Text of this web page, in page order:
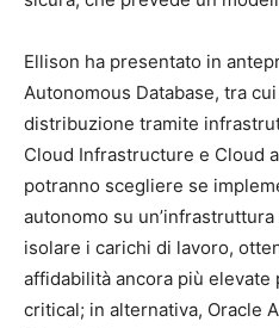
Ellison ha presentato in
Autonomous Database, tra
distribuzione tramite
Cloud Infrastructure e Cloud
potranno scegliere se
autonomo su
isolare i carichi di lavoro,
affidabilità ancora più
critical; in alternativa, Oracle